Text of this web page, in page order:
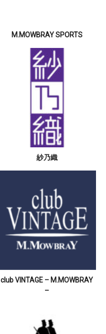
M.MOWBRAY SPORTS
紗乃織
club VINTAGE – M.MOWBRAY
–